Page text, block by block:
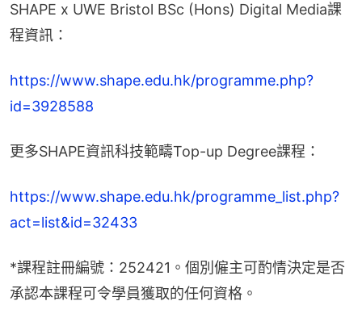
SHAPE x UWE Bristol BSc (Hons) Digital Media課
程資訊：
https://www.shape.edu.hk/programme.php?
id=3928588
更多SHAPE資訊科技範疇Top-up Degree課程：
https://www.shape.edu.hk/programme_list.php?
act=list&id=32433
*課程註冊編號：252421。個別僱主可酌情決定是否
承認本課程可令學員獲取的任何資格。